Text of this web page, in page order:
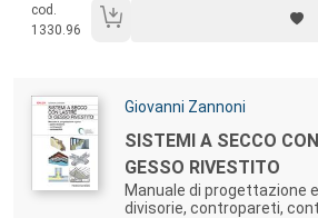
con particolare
pianificazione/programmazione/analisi/
cod.
1330.96
Autori:
Giovanni Zannoni
Titolo:
SISTEMI A SECCO
GESSO RIVESTITO
Manuale di progettazione
divisorie, contropareti,